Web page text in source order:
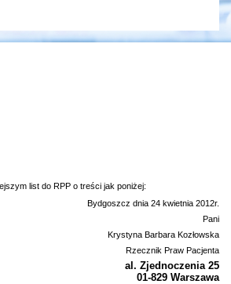
list do RPP o treści jak poniżej:
Bydgoszcz dnia 24 kwietnia 2012r.
Pani
Krystyna Barbara Kozłowska
Rzecznik Praw Pacjenta
al. Zjednoczenia 25
01-829 Warszawa